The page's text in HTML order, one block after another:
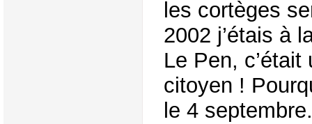
les cortèges
2002 j’étais à
Le Pen,
citoyen !
le 4 septembre.